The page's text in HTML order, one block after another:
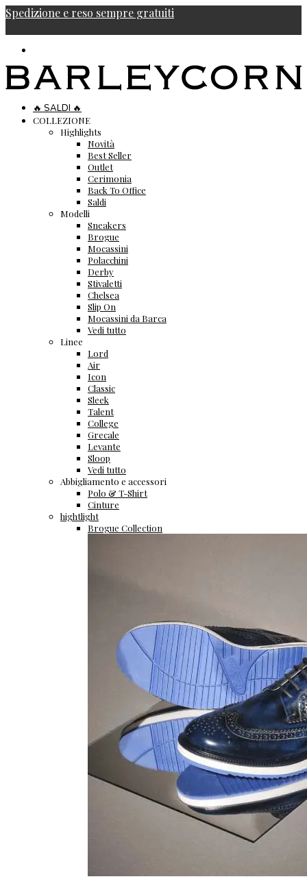
Spedizione e reso sempre gratuiti
🔥 SALDI 🔥
COLLEZIONE
Highlights
Novità
Best Seller
Outlet
Cerimonia
Back To Office
Saldi
Modelli
Sneakers
Brogue
Mocassini
Polacchini
Derby
Stivaletti
Chelsea
Slip On
Mocassini da Barca
Vedi tutto
Linee
Lord
Air
Icon
Classic
Sleek
Talent
College
Grecale
Levante
Sloop
Vedi tutto
Abbigliamento e accessori
Polo & T-Shirt
Cinture
hightlight
Brogue Collection